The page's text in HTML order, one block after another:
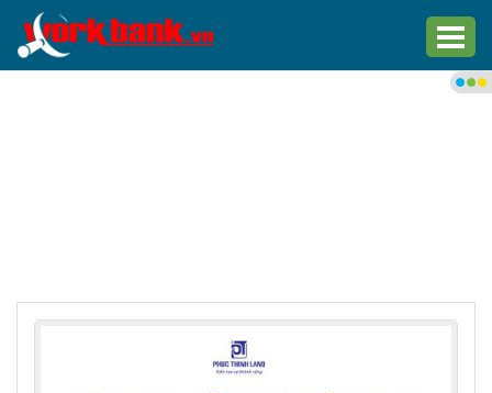
Trang chủ